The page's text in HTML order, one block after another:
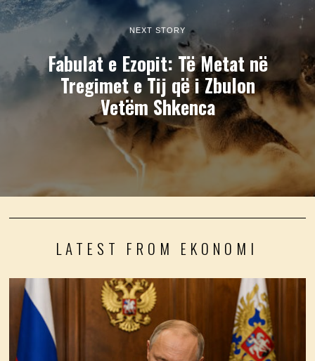
NEXT STORY
Fabulat e Ezopit: Të Metat në
Tregimet e Tij që i Zbulon
Vetëm Shkenca
LATEST FROM EKONOMI